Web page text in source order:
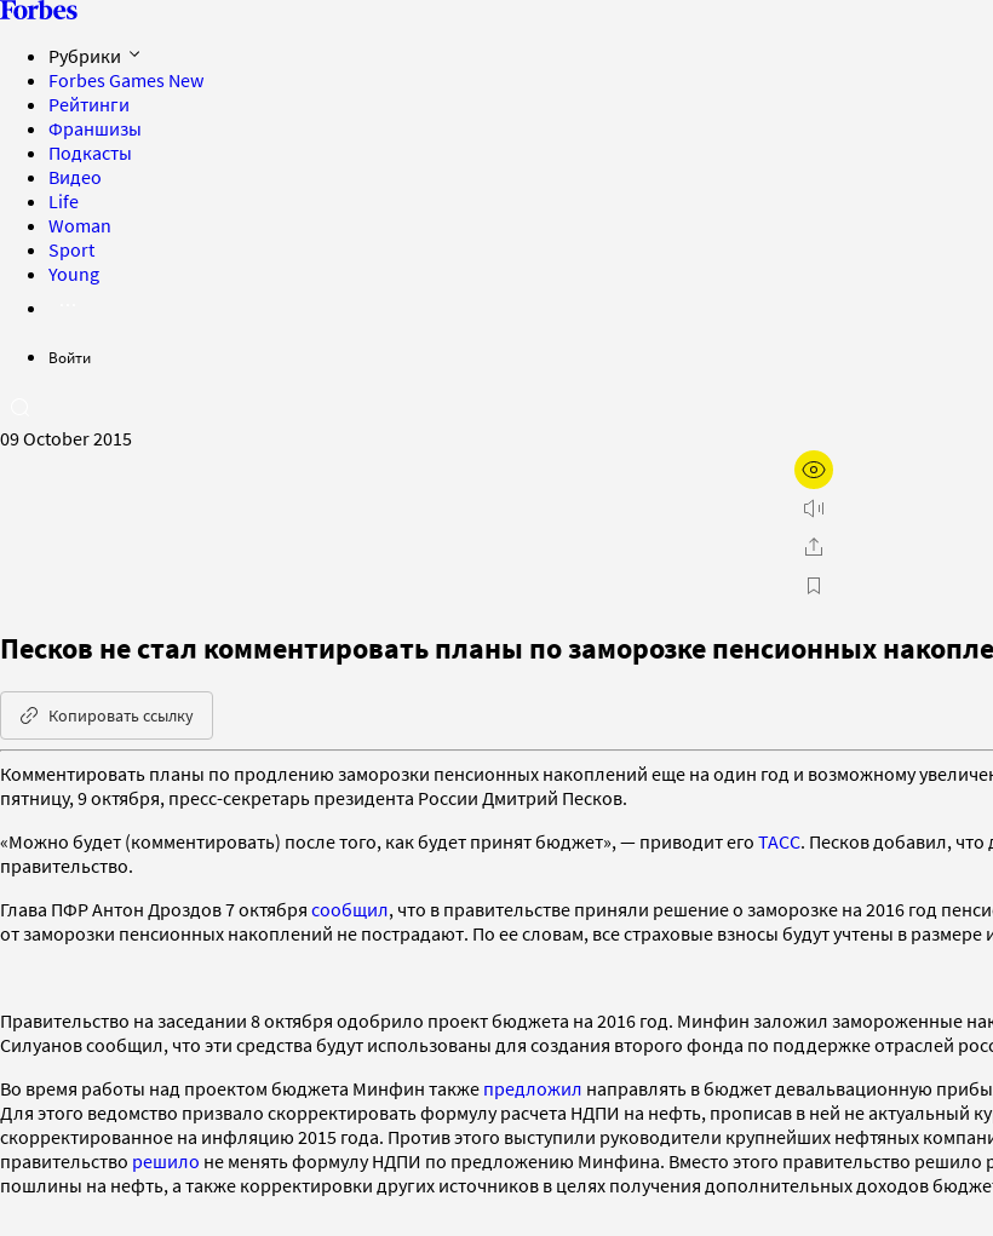
Рубрики
Forbes Games New
Рейтинги
Франшизы
Подкасты
Видео
Life
Woman
Sport
Young
Войти
09 October 2015
Песков не стал комментировать планы по заморозке пенсионных
Копировать ссылку
Комментировать планы по продлению заморозки пенсионных накоплений еще на один год и возможному
пятницу, 9 октября, пресс-секретарь президента России Дмитрий Песков.
«Можно будет (комментировать) после того, как будет принят бюджет», — приводит его ТАСС. Песков добавил,
правительство.
Глава ПФР Антон Дроздов 7 октября сообщил, что в правительстве приняли решение о заморозке на 2016 год
от заморозки пенсионных накоплений не пострадают. По ее словам, все страховые взносы будут учтены в размере
Правительство на заседании 8 октября одобрило проект бюджета на 2016 год. Минфин заложил замороженные
Силуанов сообщил, что эти средства будут использованы для создания второго фонда по поддержке отраслей
Во время работы над проектом бюджета Минфин также предложил направлять в бюджет девальвационную
Для этого ведомство призвало скорректировать формулу расчета НДПИ на нефть, прописав в ней не актуальный
скорректированное на инфляцию 2015 года. Против этого выступили руководители крупнейших нефтяных
правительство решило не менять формулу НДПИ по предложению Минфина. Вместо этого правительство решило
пошлины на нефть, а также корректировки других источников в целях получения дополнительных доходов